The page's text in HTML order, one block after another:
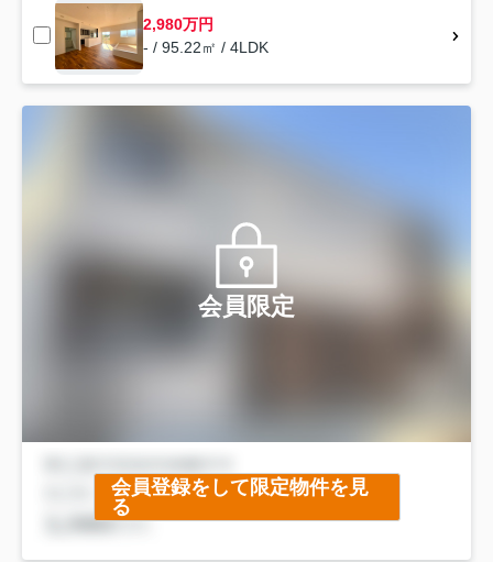
2,980万円
- / 95.22㎡ / 4LDK
会員限定
会員登録をして限定物件を見
る